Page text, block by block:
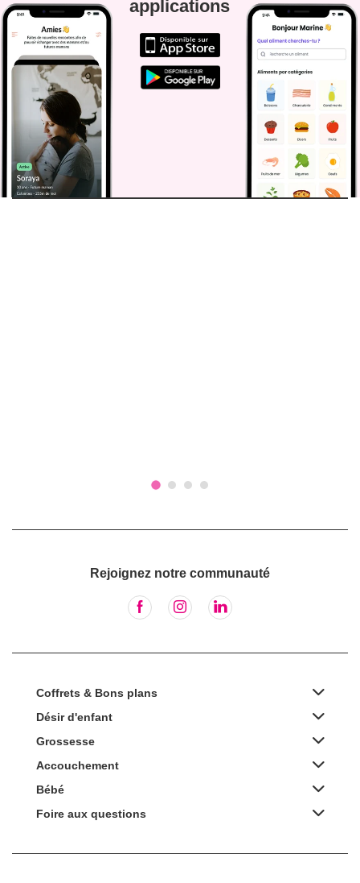
applications
Rejoignez notre communauté
Coffrets & Bons plans
Désir d'enfant
Grossesse
Accouchement
Bébé
Foire aux questions